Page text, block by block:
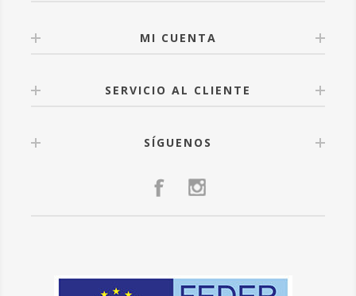
MI CUENTA
SERVICIO AL CLIENTE
SÍGUENOS